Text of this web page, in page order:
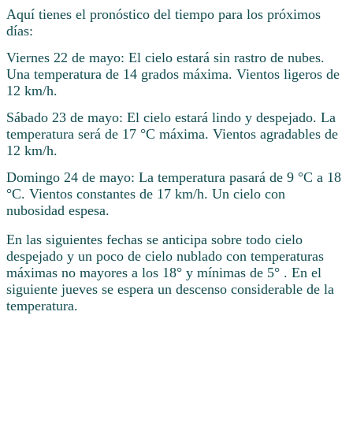
Aquí tienes el pronóstico del tiempo para los próximos
días:
Viernes 22 de mayo: El cielo estará sin rastro de nubes.
Una temperatura de 14 grados máxima. Vientos ligeros de
12 km/h.
Sábado 23 de mayo: El cielo estará lindo y despejado. La
temperatura será de 17 °C máxima. Vientos agradables de
12 km/h.
Domingo 24 de mayo: La temperatura pasará de 9 °C a 18
°C. Vientos constantes de 17 km/h. Un cielo con
nubosidad espesa.
En las siguientes fechas se anticipa sobre todo cielo
despejado y un poco de cielo nublado con temperaturas
máximas no mayores a los 18° y mínimas de 5° . En el
siguiente jueves se espera un descenso considerable de la
temperatura.